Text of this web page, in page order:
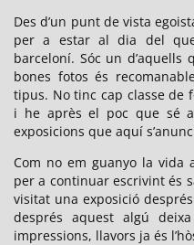
Des d’un punt de vista
per a estar al dia del
barceloní. Sóc un
bones fotos és
tipus. No tinc cap classe de
i he après el poc que sé
exposicions que aquí
Com no em guanyo la vida
per a continuar escrivint és
visitat una exposició
després aquest algú
impressions, llavors ja és